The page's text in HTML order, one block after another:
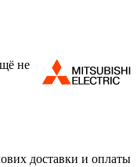
не
доставки и оплаты